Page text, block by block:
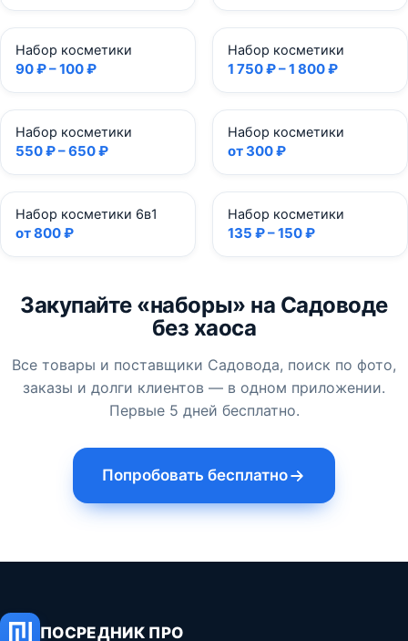
Набор косметики
90 ₽ – 100 ₽
Набор косметики
1 750 ₽ – 1 800 ₽
Набор косметики
550 ₽ – 650 ₽
Набор косметики
от 300 ₽
Набор косметики 6в1
от 800 ₽
Набор косметики
135 ₽ – 150 ₽
Закупайте «наборы» на Садоводе
без хаоса
Все товары и поставщики Садовода, поиск по фото,
заказы и долги клиентов — в одном приложении.
Первые 5 дней бесплатно.
Попробовать бесплатно
ПОСРЕДНИК ПРО